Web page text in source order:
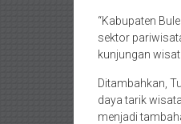
“Kabupaten
sektor
kunjungan
Ditambahkan,
daya tarik
menjadi